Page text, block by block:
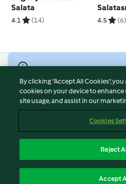
Salata
4.1 (14)
Salatası
4.5 (6)
Hizmet Koşulları
Gizlilik Politikası
Firma Bilgileri
İçeriği bildir
By clicking “Accept All Cookies”,
cookies on your device to enhance
site usage, and assist in our
Cookies
Reject
Accept